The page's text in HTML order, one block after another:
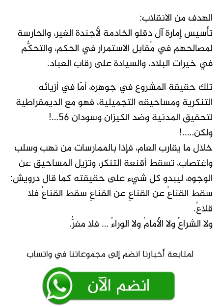
الهدف من الانقلاب:
تأسيس إمارة آل دقلو الخادمة لأجندة الغير، والحارسة
لمصالحهم في مُقابل الاستمرار في الحكم، والتحكُّم
في خيرات البلاد، والسيادة على رقاب العباد.
تلك حقيقة المشروع في جوهره، أمّا في أزيائه
التنكرية ومساحيقه التجميلية، فهو مع الديمقراطية
لتحقيق المدنية وضد الكيزان وسودان ٥٦…!
ولكن…..!
خلال ما يقارب العام، فإذا بالممارسات من نهب وسلب
واغتصاب، تسقط أقنعة التنكر، وتزيل المساحيق عن
الوجوه، ليبدو كل شيء على حقيقته كما قال درويش:
سقط القناعُ عن القناعِ عن القناعِ سقط القناعُ فلا
قلاعُ.
ولا الشراعُ ولا الأمامُ ولا الوراءُ … فلا مفرُّ.